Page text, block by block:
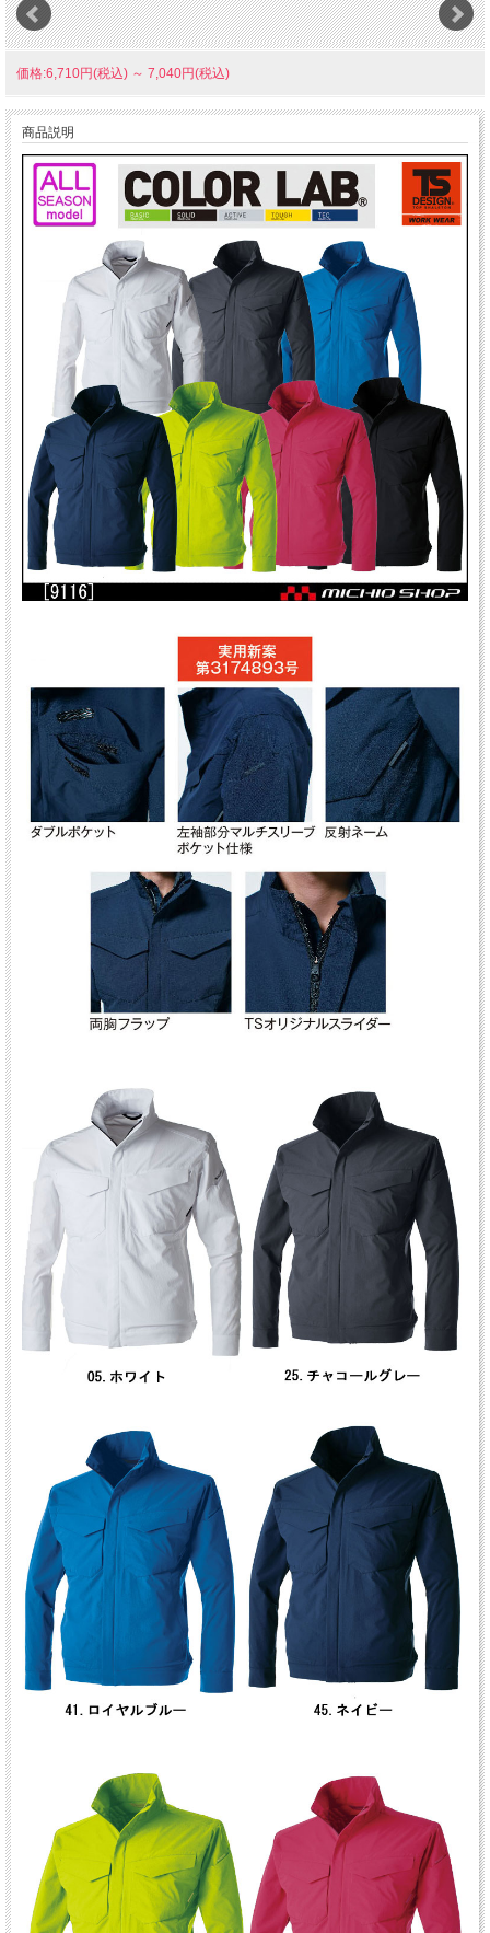
価格:6,710円(税込) ～ 7,040円(税込)
商品説明